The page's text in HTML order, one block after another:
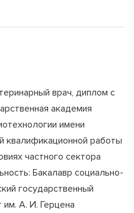
врач, диплом с
академия
имени
квалификационной работы
частного сектора
Бакалавр социально-
государственный
им. А. И. Герцена